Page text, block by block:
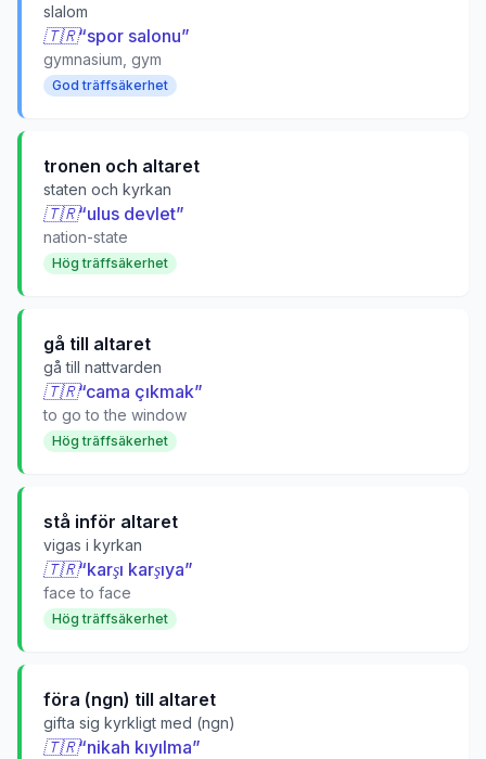
slalom
🇹🇷“spor salonu”
gymnasium, gym
God träffsäkerhet
tronen och altaret
staten och kyrkan
🇹🇷“ulus devlet”
nation-state
Hög träffsäkerhet
gå till altaret
gå till nattvarden
🇹🇷“cama çıkmak”
to go to the window
Hög träffsäkerhet
stå inför altaret
vigas i kyrkan
🇹🇷“karşı karşıya”
face to face
Hög träffsäkerhet
föra (ngn) till altaret
gifta sig kyrkligt med (ngn)
🇹🇷“nikah kıyılma”